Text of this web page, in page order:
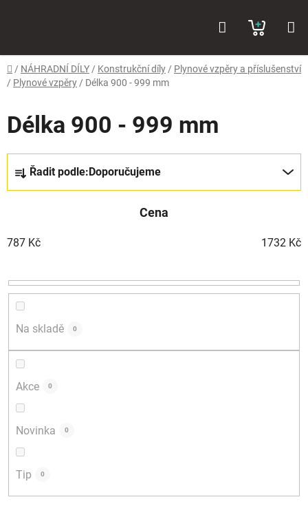
KOŠÍK
Domů
/ NÁHRADNÍ DÍLY / Konstrukční díly / Plynové vzpěry a příslušenství
/ Plynové vzpěry / Délka 900 - 999 mm
Délka 900 - 999 mm
n
í
r
Řadit podle:Doporučujeme
Cena
787 Kč 1732 Kč
Na skladě 0
Akce 0
Novinka 0
Tip 0